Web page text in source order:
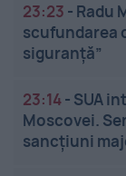
23:23 - Radu
scufundarea
siguranţă”
23:14- SUA
Moscovei.
sancțiuni